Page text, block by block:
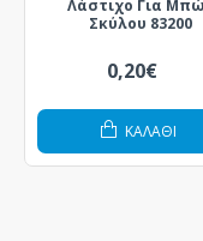
Λάστιχο Για
Σκύλου 83200
0,20€
ΚΑΛΆΘΙ